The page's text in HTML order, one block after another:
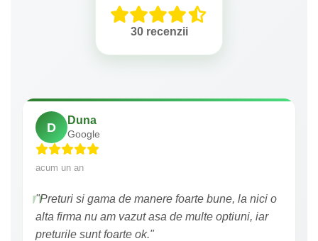
30 recenzii
D
Duna
Google
acum un an
"Preturi si gama de manere foarte bune, la nici o
alta firma nu am vazut asa de multe optiuni, iar
preturile sunt foarte ok."